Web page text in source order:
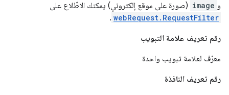
و image (صورة على موقع إلكتروني) يمكنك الاطّلاع على
webRequest.RequestFilter
.
رقم تعريف علامة التبويب
معرّف لعلامة تبويب واحدة
رقم تعريف النافذة